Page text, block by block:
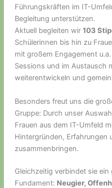
Führungskräften im IT-
Begleitung unterstützen.
Aktuell begleiten wir 103
Schülerinnen bis hin zu
mit großem Engagement
Sessions und im Austausch
weiterentwickeln und
Besonders freut uns die
Gruppe: Durch unser
Frauen aus dem IT-Umfeld
Hintergründen, Erfahrungen
zusammenbringen.
Gleichzeitig verbindet sie ein
Fundament: Neugier,